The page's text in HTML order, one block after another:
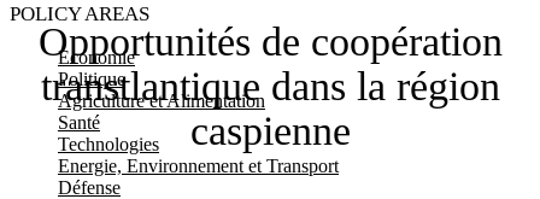
POLICY AREAS
Economie
Politique
Agriculture et Alimentation
Santé
Technologies
Energie, Environnement et Transport
Défense
Opportunités de coopération
transtlantique dans la région
caspienne